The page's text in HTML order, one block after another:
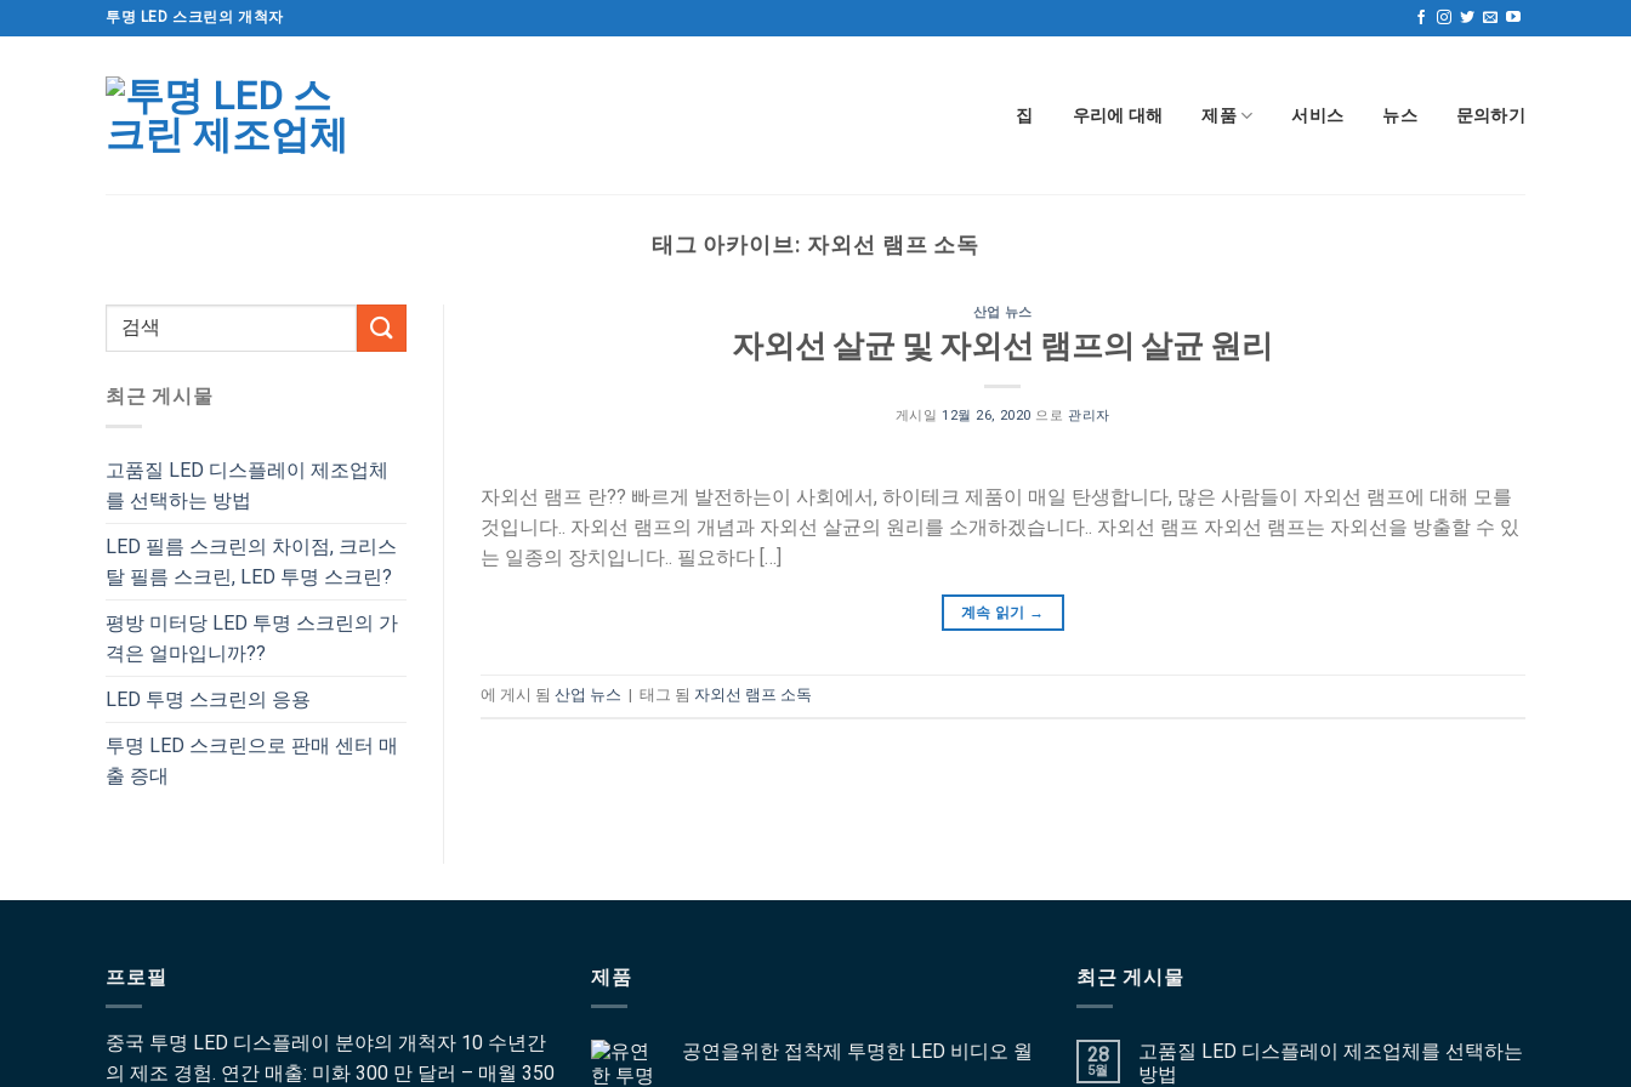
텐
투명 LED 스크린의 개척자
집 우리에 대해 제품 서비스 뉴스 문의하기
태그 아카이브: 자외선 램프 소독
최근 게시물
고품질 LED 디스플레이 제조업체
를 선택하는 방법
LED 필름 스크린의 차이점, 크리스
탈 필름 스크린, LED 투명 스크린?
평방 미터당 LED 투명 스크린의 가
격은 얼마입니까??
LED 투명 스크린의 응용
투명 LED 스크린으로 판매 센터 매
출 증대
산업 뉴스
자외선 살균 및 자외선 램프의 살균 원리
게시일12월 26, 2020 으로관리자
자외선 램프 란?? 빠르게 발전하는이 사회에서, 하이테크 제품이 매일 탄생합니다, 많은 사람들이 자외선 램프에 대해 모를
것입니다.. 자외선 램프의 개념과 자외선 살균의 원리를 소개하겠습니다.. 자외선 램프 자외선 램프는 자외선을 방출할 수 있
는 일종의 장치입니다.. 필요하다 […]
계속 읽기 →
에 게시 됨 산업 뉴스 | 태그 됨 자외선 램프 소독
프로필
중국 투명 LED 디스플레이 분야의 개척자 10 수년간
의 제조 경험. 연간 매출: 미화 300 만 달러 – 매월 350
제품
공연을위한 접착제 투명한 LED 비디오 월
최근 게시물
28
5월
고품질 LED 디스플레이 제조업체를 선택하는
방법